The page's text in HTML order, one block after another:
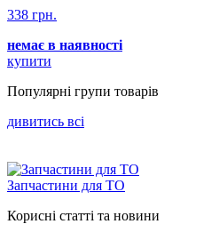
338 грн.
немає в наявності
купити
Популярнi групи товарiв
дивитись всi
Запчастини для ТО
Корисні статті та новини